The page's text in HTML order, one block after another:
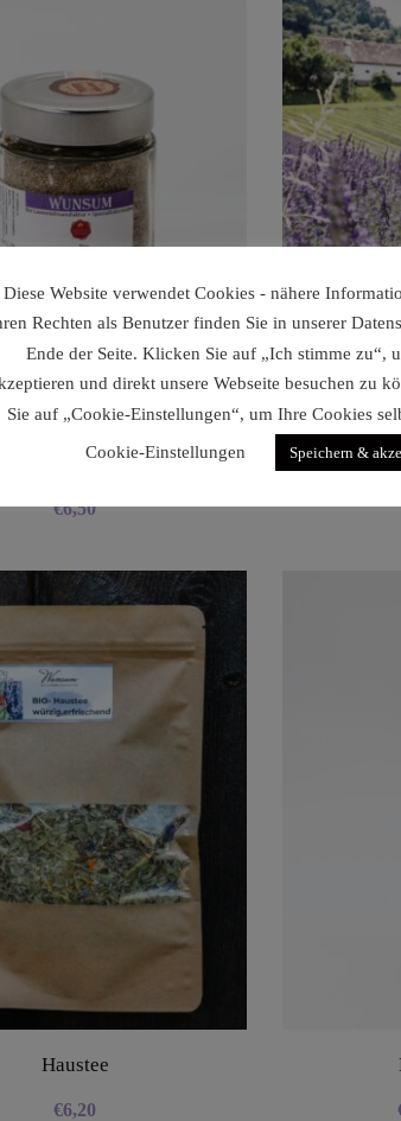
Fete De Lavande
€6,50
Haustee
€6,20
Diese Website verwendet Cookies - nähere
Rechten als Benutzer finden Sie in unserer
Ende der Seite. Klicken Sie auf „Ich stimme zu“,
und direkt unsere Webseite besuchen zu
Sie auf „Cookie-Einstellungen“, um Ihre Cookies
Cookie-Einstellungen
Speichern &